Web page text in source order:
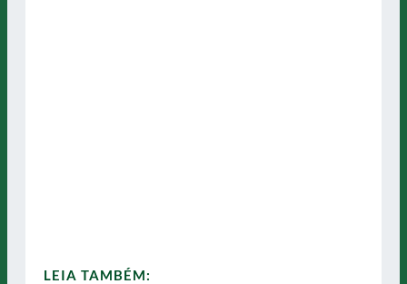
LEIA TAMBÉM: